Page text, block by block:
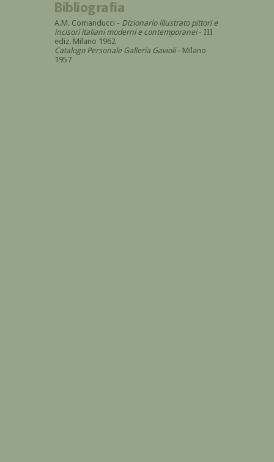
Bibliografia
A.M. Comanducci - Dizionario illustrato pittori e
incisori italiani moderni e contemporanei- III
ediz. Milano 1962
Catalogo Personale Galleria Gavioli- Milano
1957